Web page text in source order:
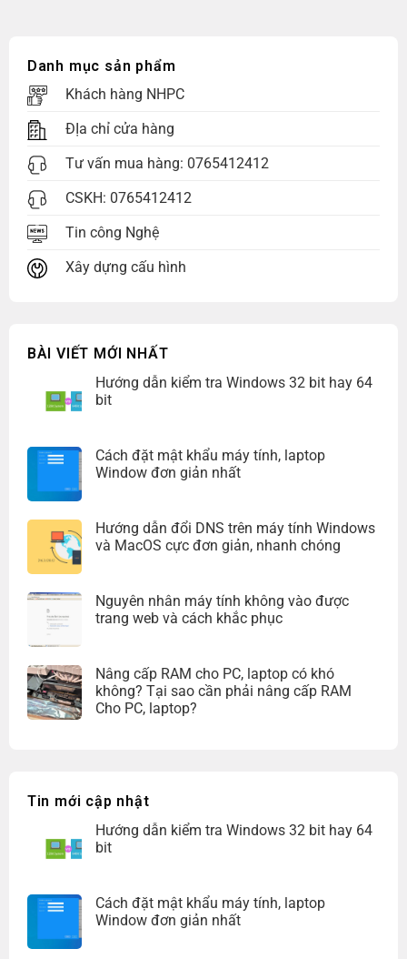
Danh mục sản phẩm
Khách hàng NHPC
ĐỊa chỉ cửa hàng
Tư vấn mua hàng: 0765412412
CSKH: 0765412412
Tin công Nghệ
Xây dựng cấu hình
BÀI VIẾT MỚI NHẤT
Hướng dẫn kiểm tra Windows 32 bit hay 64
bit
Cách đặt mật khẩu máy tính, laptop
Window đơn giản nhất
Hướng dẫn đổi DNS trên máy tính Windows
và MacOS cực đơn giản, nhanh chóng
Nguyên nhân máy tính không vào được
trang web và cách khắc phục
Nâng cấp RAM cho PC, laptop có khó
không? Tại sao cần phải nâng cấp RAM
Cho PC, laptop?
Tin mới cập nhật
Hướng dẫn kiểm tra Windows 32 bit hay 64
bit
Cách đặt mật khẩu máy tính, laptop
Window đơn giản nhất